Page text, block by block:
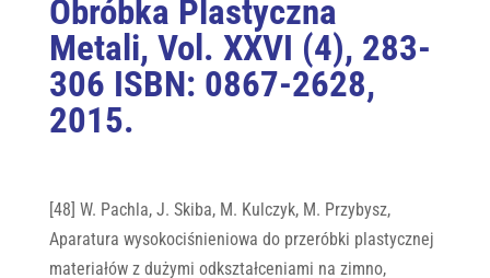
Obróbka Plastyczna
Metali, Vol. XXVI (4), 283-
306 ISBN: 0867-2628,
2015.
[48] W. Pachla, J. Skiba, M. Kulczyk, M. Przybysz,
Aparatura wysokociśnieniowa do przeróbki plastycznej
materiałów z dużymi odkształceniami na zimno,